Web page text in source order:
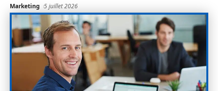
Marketing 5 juillet 2026